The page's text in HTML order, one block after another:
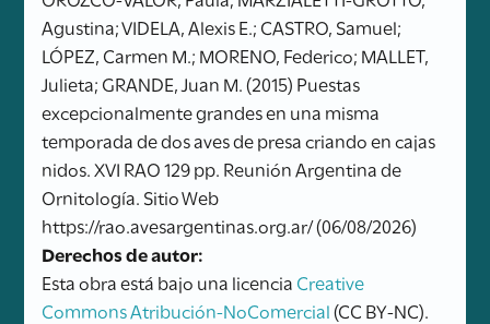
Agustina; VIDELA, Alexis E.; CASTRO, Samuel;
LÓPEZ, Carmen M.; MORENO, Federico; MALLET,
Julieta; GRANDE, Juan M. (2015) Puestas
excepcionalmente grandes en una misma
temporada de dos aves de presa criando en cajas
nidos. XVI RAO 129 pp. Reunión Argentina de
Ornitología. Sitio Web
https://rao.avesargentinas.org.ar/ (06/08/2026)
Derechos de autor:
Esta obra está bajo una licencia Creative
Commons Atribución-NoComercial(CC BY-NC).